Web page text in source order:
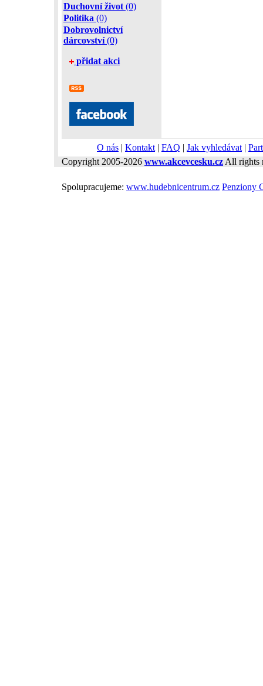
Duchovní život (0)
Politika (0)
Dobrovolnictví
dárcovství(0)
přidat akci
O nás | Kontakt | FAQ | Jak vyhledávat |
Copyright 2005-2026 www.akcevcesku.cz All rights
Spolupracujeme: www.hudebnicentrum.cz Penziony